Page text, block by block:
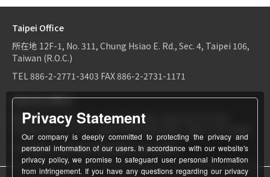
Taipei Office
所在地 12F-1, No. 311, Chung Hsiao E. Rd., Sec. 4, Taipei 106,
Taiwan (R.O.C.)
TEL886-2-2771-3403 FAX886-2-2731-1171
Hsinchu Office
所在地6F-2, No.1, Sec. 2, Dongda Rd., Hsinchu City 300,
Taiwan (R.O.C.)
TEL886-3-534-9161FAX886-3-531-0460
Privacy Statement
Our company is deeply committed to protecting the privacy and
personal information of our users. In accordance with our website's
privacy policy, we promise to safeguard user personal information
from infringement. If you have any questions regarding our privacy